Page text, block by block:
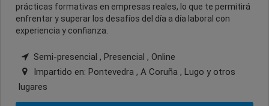
prácticas formativas en empresas reales, lo que te permitirá
enfrentar y superar los desafíos del día a día laboral con
experiencia y confianza.
Semi-presencial , Presencial , Online
Impartido en: Pontevedra , A Coruña , Lugo y otros
lugares